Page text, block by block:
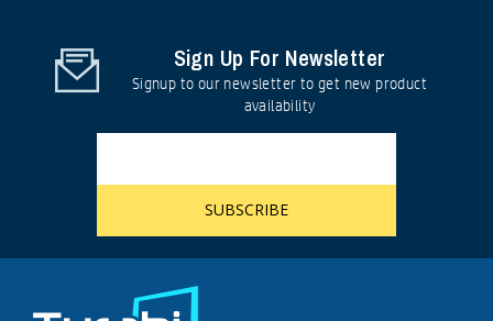
Sign Up For Newsletter
Signup to our newsletter to get new product
availability